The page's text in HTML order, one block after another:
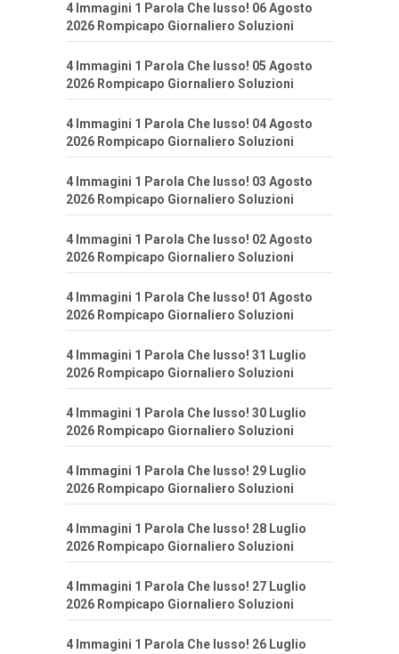
4 Immagini 1 Parola Che lusso! 06 Agosto
2026 Rompicapo Giornaliero Soluzioni
4 Immagini 1 Parola Che lusso! 05 Agosto
2026 Rompicapo Giornaliero Soluzioni
4 Immagini 1 Parola Che lusso! 04 Agosto
2026 Rompicapo Giornaliero Soluzioni
4 Immagini 1 Parola Che lusso! 03 Agosto
2026 Rompicapo Giornaliero Soluzioni
4 Immagini 1 Parola Che lusso! 02 Agosto
2026 Rompicapo Giornaliero Soluzioni
4 Immagini 1 Parola Che lusso! 01 Agosto
2026 Rompicapo Giornaliero Soluzioni
4 Immagini 1 Parola Che lusso! 31 Luglio
2026 Rompicapo Giornaliero Soluzioni
4 Immagini 1 Parola Che lusso! 30 Luglio
2026 Rompicapo Giornaliero Soluzioni
4 Immagini 1 Parola Che lusso! 29 Luglio
2026 Rompicapo Giornaliero Soluzioni
4 Immagini 1 Parola Che lusso! 28 Luglio
2026 Rompicapo Giornaliero Soluzioni
4 Immagini 1 Parola Che lusso! 27 Luglio
2026 Rompicapo Giornaliero Soluzioni
4 Immagini 1 Parola Che lusso! 26 Luglio